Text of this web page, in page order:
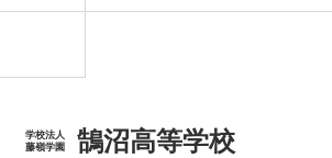
学校法人
藤嶺学園
鵠沼高等学校